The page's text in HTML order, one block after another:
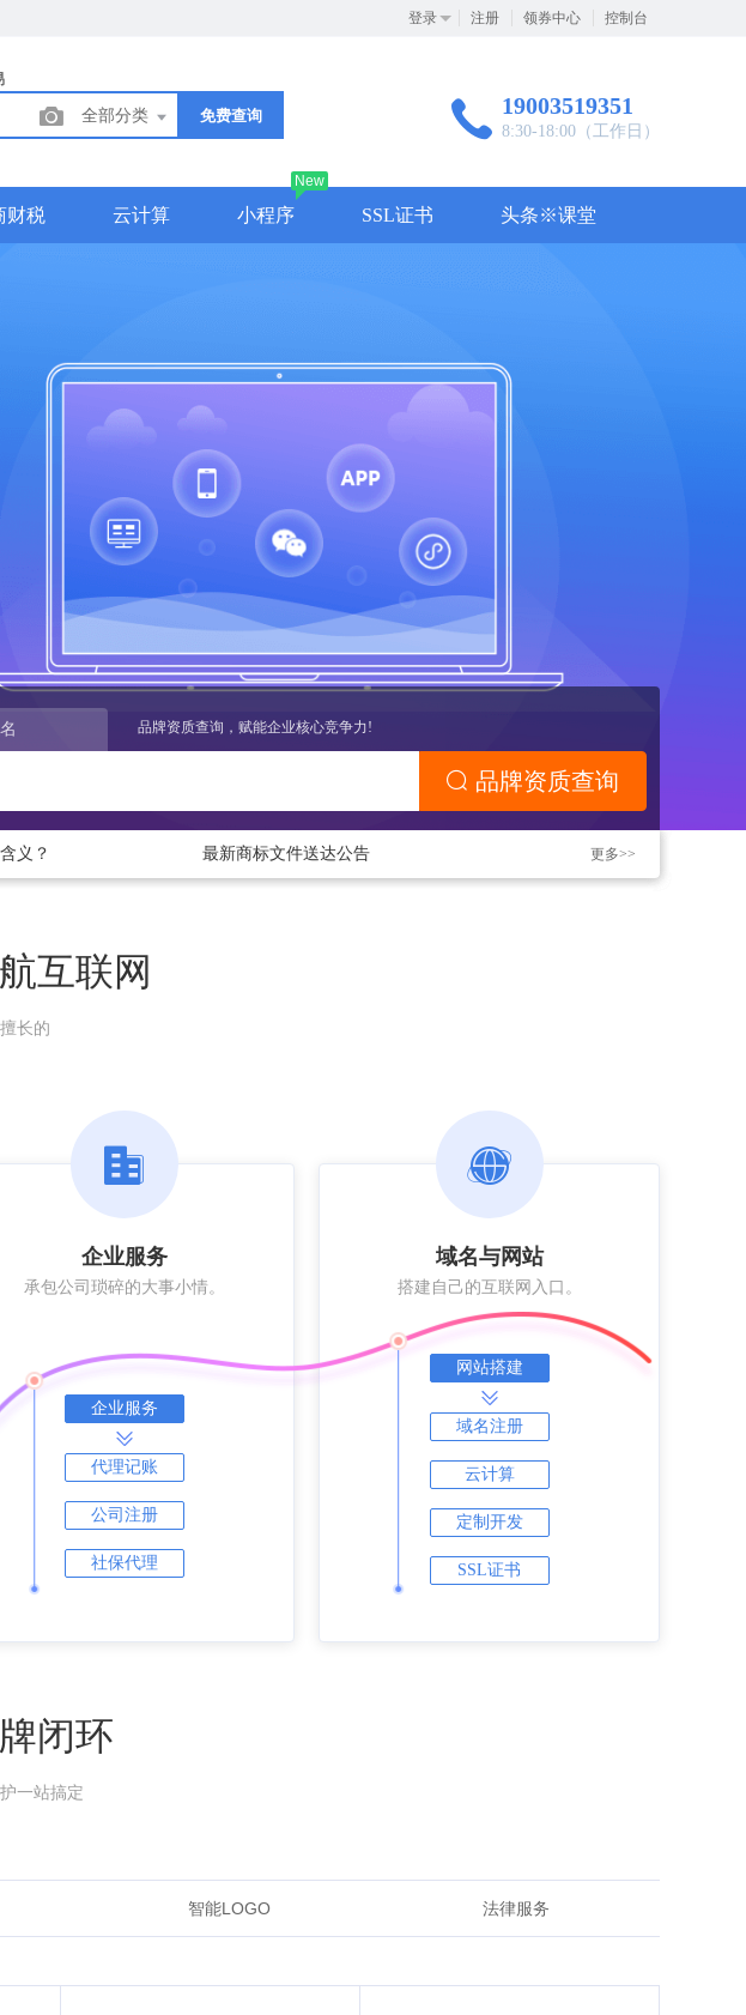
登录 注册 领券中心 控制台
全部分类 免费查询 19003519351
8:30-18:00（工作日）
财税 云计算 小程序
New
SSL证书 头条※课堂
品牌资质查询，赋能企业核心竞争力!
品牌资质查询
名不良应用倡议
义？
关于.INFO & .MOBI实名认证的重要通知
义？ 最新商标文件送达公告 更多>>
互联网
长的
企业服务
承包公司琐碎的大事小情。
企业服务
代理记账
公司注册
社保代理
域名与网站
搭建自己的互联网入口。
网站搭建
域名注册
云计算
定制开发
SSL证书
闭环
一站搞定
智能LOGO 法律服务